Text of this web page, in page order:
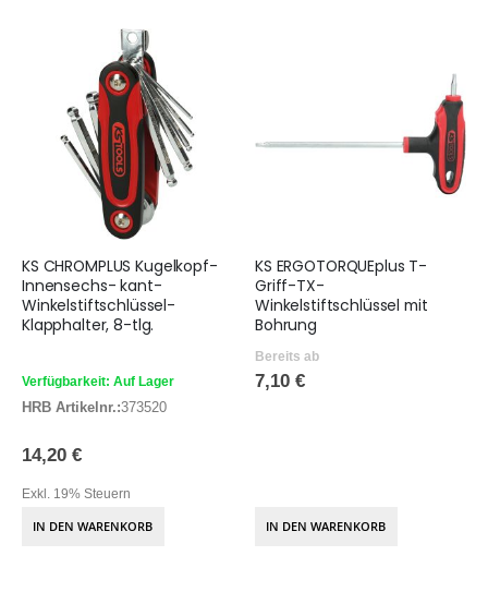
KS CHROMPLUS Kugelkopf-
Innensechs- kant-
Winkelstiftschlüssel-
Klapphalter, 8-tlg.
Verfügbarkeit: Auf Lager
HRB Artikelnr.:373520
14,20 €
Exkl. 19% Steuern
IN DEN WARENKORB
KS ERGOTORQUEplus T-
Griff-TX-
Winkelstiftschlüssel mit
Bohrung
Bereits ab
7,10 €
IN DEN WARENKORB